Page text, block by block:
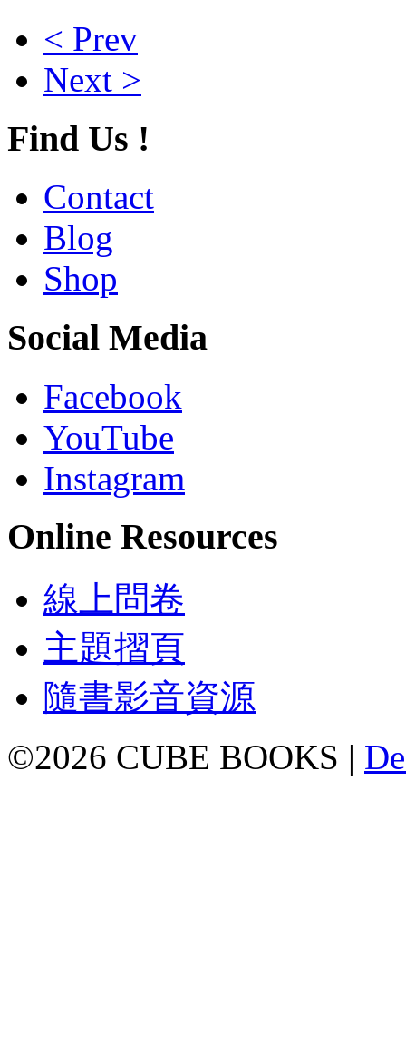
< Prev
Next >
Find Us !
Contact
Blog
Shop
Social Media
Facebook
YouTube
Instagram
Online Resources
線上問卷
主題摺頁
隨書影音資源
©2026 CUBE BOOKS |